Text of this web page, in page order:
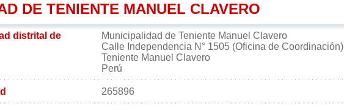
DE TENIENTE MANUEL CLAVERO
distrital de
Municipalidad de Teniente Manuel Clavero
Calle Independencia N° 1505 (Oficina de Coordinación)
Teniente Manuel Clavero
Perú
265896